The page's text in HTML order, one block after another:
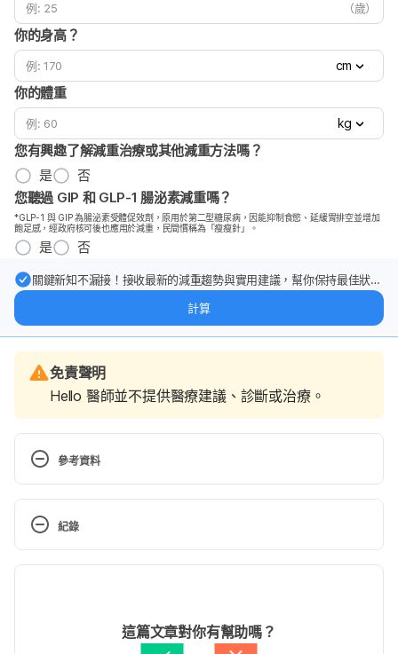
（歲）
你的身高？
cm
你的體重
kg
您有興趣了解減重治療或其他減重方法嗎？
是
否
您聽過 GIP 和 GLP-1 腸泌素減重嗎？
*GLP-1 與 GIP 為腸泌素受體促效劑，原用於第二型糖尿病，因能抑制食慾、延緩胃排空並增加
飽足感，經政府核可後也應用於減重，民間慣稱為「瘦瘦針」。
是 否
關鍵新知不漏接！接收最新的減重趨勢與實用建議，幫你保持最佳狀
計算
免責聲明
Hello 醫師並不提供醫療建議、診斷或治療。
參考資料
Diabetic ketoacidosis.
https://medlineplus.gov/ency/article/000320.htm.
Accessed July 20, 2016.
conditions/diabetic-
ketoacidosis/basics/definition/con-20026470.
紀錄
張雅惠
賴建翰醫師
這篇文章對你有幫助嗎？